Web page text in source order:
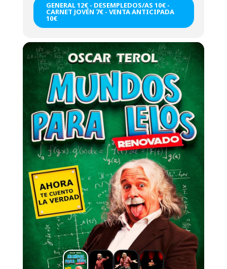
GENERAL 12€ - DESEMPLEDOS/AS 10€ -
CARNET JOVÉN 7€ - VENTA ANTICIPADA
10€